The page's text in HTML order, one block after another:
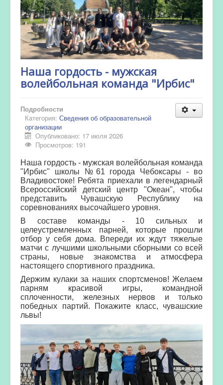
Наша гордость - мужская
волейбольная команда "Ирбис"
Подробности
Категория: Сведения об образовательной
организации
Опубликовано: 17 июля 2026
Просмотров: 191
Наша гордость - мужская волейбольная команда
"Ирбис" школы №61 города Чебоксары - во
Владивостоке! Ребята приехали в легендарный
Всероссийский детский центр "Океан", чтобы
представить Чувашскую Республику на
соревнованиях высочайшего уровня.
В составе команды - 10 сильных и
целеустремленных парней, которые прошли
отбор у себя дома. Впереди их ждут тяжелые
матчи с лучшими школьными сборными со всей
страны, новые знакомства и атмосфера
настоящего спортивного праздника.
Держим кулаки за наших спортсменов! Желаем
парням красивой игры, командной
сплоченности, железных нервов и только
победных партий. Покажите класс, чувашские
львы!